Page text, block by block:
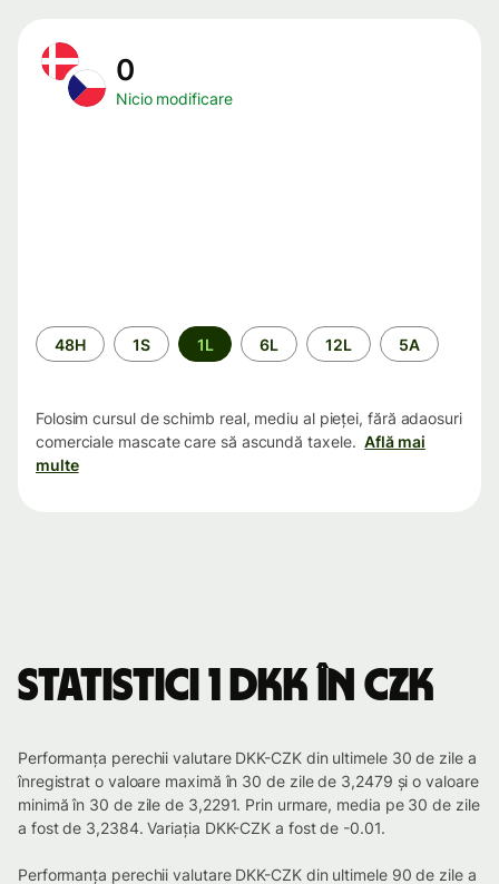
0
Nicio modificare
Perioada
48H 1S 1L 6L 12L 5A
Folosim cursul de schimb real, mediu al pieței, fără adaosuri
comerciale mascate care să ascundă taxele. Află mai
multe
Statistici 1 DKK în CZK
Performanța perechii valutare DKK-CZK din ultimele 30 de zile a
înregistrat o valoare maximă în 30 de zile de 3,2479 și o valoare
minimă în 30 de zile de 3,2291. Prin urmare, media pe 30 de zile
a fost de 3,2384. Variația DKK-CZK a fost de -0.01.
Performanța perechii valutare DKK-CZK din ultimele 90 de zile a